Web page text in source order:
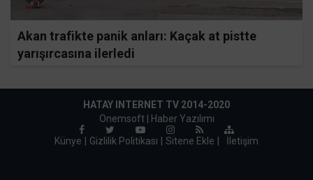
Akan trafikte panik anları: Kaçak at pistte
yarışırcasına ilerledi
HATAY INTERNET TV 2014-2020
Onemsoft |
Haber Yazılımı
Künye
Gizlilik Politikası Sitene Ekle İletişim